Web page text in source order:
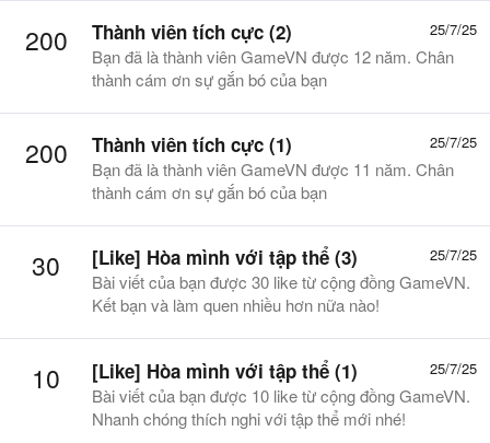
200 25/7/25
Thành viên tích cực (2)
Bạn đã là thành viên GameVN được 12 năm. Chân
thành cám ơn sự gắn bó của bạn
200 25/7/25
Thành viên tích cực (1)
Bạn đã là thành viên GameVN được 11 năm. Chân
thành cám ơn sự gắn bó của bạn
30 25/7/25
[Like] Hòa mình với tập thể (3)
Bài viết của bạn được 30 like từ cộng đồng GameVN.
Kết bạn và làm quen nhiều hơn nữa nào!
10 25/7/25
[Like] Hòa mình với tập thể (1)
Bài viết của bạn được 10 like từ cộng đồng GameVN.
Nhanh chóng thích nghi với tập thể mới nhé!